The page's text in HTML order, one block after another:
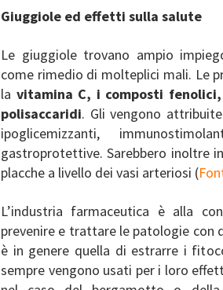
Giuggiole ed effetti sulla salute
Le giuggiole trovano ampio
come rimedio di molteplici mali. Le
la vitamina C, i composti
polisaccaridi. Gli vengono
ipoglicemizzanti,
gastroprotettive. Sarebbero inoltre
placche a livello dei vasi arteriosi (
L’industria farmaceutica è alla
prevenire e trattare le patologie con
è in genere quella di estrarre i
sempre vengono usati per i loro